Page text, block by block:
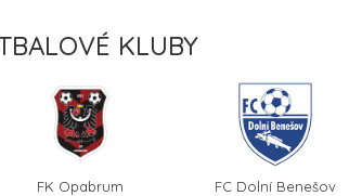
KLUBY
FK Opabrum FC Dolní Benešov